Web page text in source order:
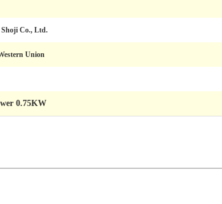
Co., Ltd.
Union
0.75KW